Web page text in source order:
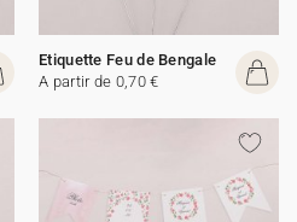
Etiquette Feu de Bengale
A partir de 0,70 €